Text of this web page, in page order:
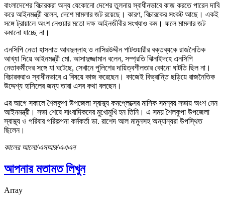
বাংলাদেশের বিচারকরা অন্য যেকোনো দেশের তুলনায় স্বাধীনভাবে কাজ করতে পারেন দাবি
করে আইনমন্ত্রী বলেন, দেশে মামলার জট রয়েছে। কারণ, বিচারকের সংকট আছে। একই
সঙ্গে ট্রায়ালে অংশ নেওয়ার মতো দক্ষ আইনজীবীর সংখ্যাও কম। ফলে মামলার জট
কমানো যাচ্ছে না।
এনসিপি নেতা হাসনাত আবদুল্লাহ ও নাসিরউদ্দীন পাটওয়ারীর বক্তব্যকে রাজনৈতিক
আখ্যা দিয়ে আইনমন্ত্রী মো. আসাদুজ্জামান বলেন, সম্প্রতি ঝিনাইদহে এনসিপি
নেতাকর্মীদের সঙ্গে যা ঘটেছে, সেখানে পুলিশের দায়িত্বশীলতার কোনো ঘাটতি ছিল না।
বিচারকরাও স্বাধীনভাবে এ বিষয়ে কাজ করেছেন। কাজেই বিভ্রান্তি ছড়িয়ে রাজনৈতিক
উদ্দেশ্য হাসিলের জন্য তারা এসব কথা বলছেন।
এর আগে সকালে শৈলকুপা উপজেলা স্বাস্থ্য কমপ্লেক্সের মাসিক সমন্বয় সভায় অংশ নেন
আইনমন্ত্রী। সভা শেষে সাংবাদিকদের মুখোমুখি হন তিনি। এ সময় শৈলকুপা উপজেলা
স্বাস্থ্য ও পরিবার পরিকল্পনা কর্মকর্তা ডা. রাশেদ আল মামুনসহ অন্যান্যরা উপস্থিত
ছিলেন।
কালের আলো/এসআর/এএএন
আপনার মতামত লিখুন
Array